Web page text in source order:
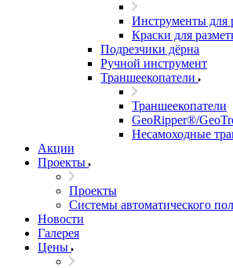
Инструменты для
Краски для
Подрезчики дёрна
Ручной инструмент
Траншеекопатели
Траншеекопатели
GeoRipper®/
Несамоходные
Акции
Проекты
Проекты
Системы автоматического
Новости
Галерея
Цены